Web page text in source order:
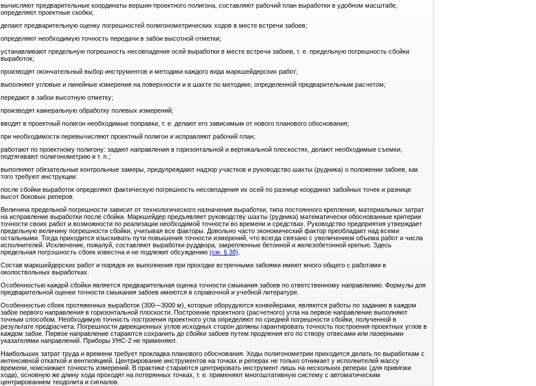
вычисляют предварительные координаты вершин проектного полигона, составляют рабочий план выработки в удобном масштабе,
определяют проектные скобки;
делают предварительную оценку погрешностей полигонометрических ходов в месте встречи забоев;
определяют необходимую точность передачи в забои высотной отметки;
устанавливают предельную погрешность несовпадения осей выработки в месте встречи забоев, т. е. предельную погрешность сбойки
выработок;
производят окончательный выбор инструментов и методики каждого вида маркшейдерских работ;
выполняют угловые и линейные измерения на поверхности и в шахте по методике, определенной предварительным расчетом;
передают в забои высотную отметку;
производят камеральную обработку полевых измерений;
вводят в проектный полигон необходимые поправки, т. е. делают его зависимым от нового планового обоснования;
при необходимости перевычисляют проектный полигон и исправляют рабочий план;
работают по проектному полигону: задают направления в горизонтальной и вертикальной плоскостях, делают необходимые съемки,
подтягивают полигонометрию и т. п.;
выполняют обязательные контрольные замеры, предупреждают надзор участков и руководство шахты (рудника) о положении забоев, как
того требуют инструкции:
после сбойки выработок определяют фактическую погрешность несовпадения их осей по разнице координат забойных точек и разнице
высот боковых реперов.
Величина предельной погрешности зависит от технологического назначения выработки, типа постоянного крепления, материальных затрат
на исправление выработки после сбойки. Маркшейдер предъявляет руководству шахты (рудника) математически обоснованные критерии
точности своих работ и возможности по реализации необходимой точности во времени и средствах. Руководство предприятия утверждает
предельную величину погрешности сбойки, учитывая все факторы. Довольно часто экономический фактор преобладает над всеми
остальными. Тогда приходится изыскивать пути повышения точности измерений, что всегда связано с увеличением объема работ и числа
исполнителей. Исключение, пожалуй, составляют выработки руддвора, закрепленные бетонной и железобетонной крепью. Здесь
предельная погрэшность сбоек известна и не подлежит обсуждению (см. § 38)
Состав маркшейдерских работ и порядок их выполнения при проходке встречными забоями имеют много общего с работами в
околоствольных выработках.
Особенностью каждой сбойки является предварительная оценка точности смыкания забоев по ответственному направлению. Формулы для
предварительной оценки точности смыкания забоев имеются в справочной и учебной литературе.
Особенностью сбоек протяженных выработок (300—3000 м), которые оборудуются конвейерами, являются работы по заданию в каждом
забое первого направления в горизонтальной плоскости. Построение проектного (расчетного) угла на первое направление выполняют
точным способом. Необходимую точность построения проектного угла определяют по средней погрешности сбойки, полученной в
результате предрасчета. Погрешности дирекционных углов исходных сторон должны гарантировать точность построения проектных углов в
каждом забое. Первое направление стараются сохранить до сбойки забоев путем продления его по створу отвесами или лазерными
указателями направлений. Приборы УНС-2 не применяют.
Наибольших затрат труда и времени требует прокладка планового обоснования. Ходы полигонометрии приходится делать по выработкам с
интенсивной откаткой и вентиляцией. Центрирование инструментов на точках и реперах не только отнимает у исполнителей массу
времени, ноиснижает точность измерений. В практике стараются центрировать инструмент лишь на нескольких реперах (для привязки
хода), основную же длину хода проходят на потерянных точках, т. е. применяют многоштативную систему с автоматическим
центрированием теодолита и сигналов.